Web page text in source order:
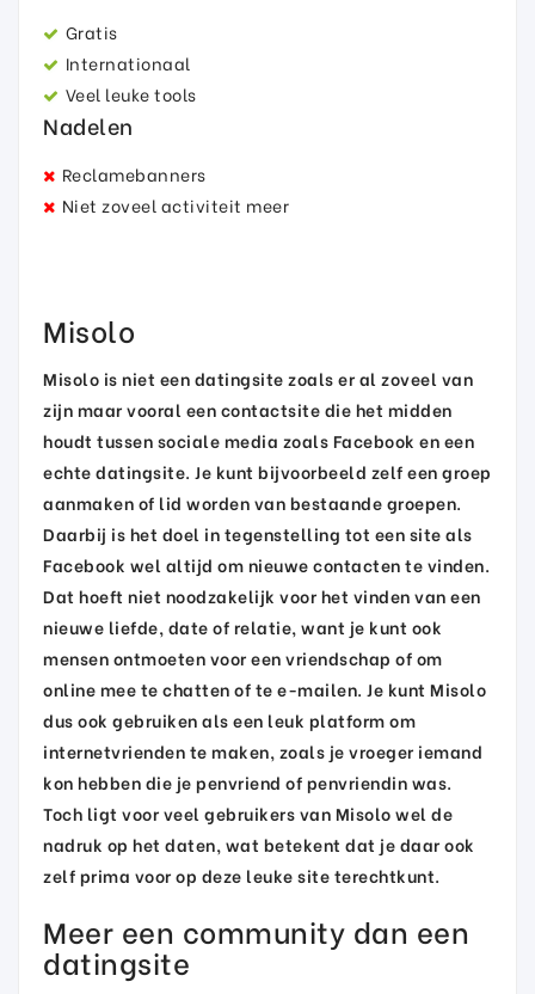
Gratis
Internationaal
Veel leuke tools
Nadelen
Reclamebanners
Niet zoveel activiteit meer
Misolo
Misolo is niet een datingsite zoals er al zoveel van
zijn maar vooral een contactsite die het midden
houdt tussen sociale media zoals Facebook en een
echte datingsite. Je kunt bijvoorbeeld zelf een groep
aanmaken of lid worden van bestaande groepen.
Daarbij is het doel in tegenstelling tot een site als
Facebook wel altijd om nieuwe contacten te vinden.
Dat hoeft niet noodzakelijk voor het vinden van een
nieuwe liefde, date of relatie, want je kunt ook
mensen ontmoeten voor een vriendschap of om
online mee te chatten of te e-mailen. Je kunt Misolo
dus ook gebruiken als een leuk platform om
internetvrienden te maken, zoals je vroeger iemand
kon hebben die je penvriend of penvriendin was.
Toch ligt voor veel gebruikers van Misolo wel de
nadruk op het daten, wat betekent dat je daar ook
zelf prima voor op deze leuke site terechtkunt.
Meer een community dan een
datingsite